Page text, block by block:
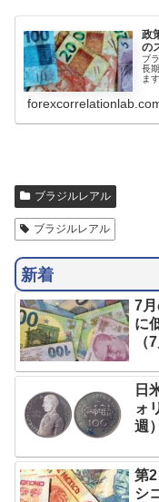
政
の
ブ
長
ま
引
定
ブラジルレアル
ブラジルレアル
新着
7
に
（
日
ォ
週）
第
シ